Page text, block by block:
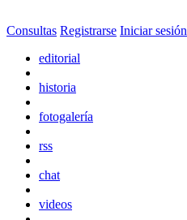
Consultas Registrarse Iniciar sesión
editorial
historia
fotogalería
rss
chat
videos